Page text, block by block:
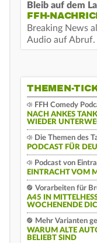
Bleib auf dem
FFH-
Breaking News
Audio auf Abruf.
THEMEN-
FFH Comedy
NACH ANKES
WIEDER
Die Themen des
PODCAST FÜR
Podcast von
EINTRACHT VOM
Vorarbeiten für
A45 IN
WOCHENENDE
Mehr Varianten
WARUM ALTE
BELIEBT SIND